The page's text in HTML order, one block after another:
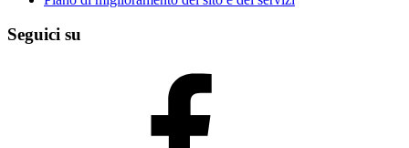
Seguici su